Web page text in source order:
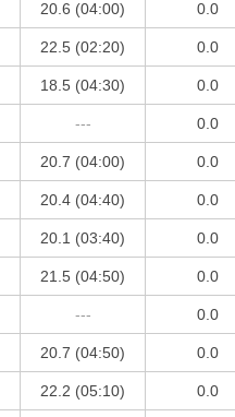
20.6 (04:00) 0.0
22.5 (02:20) 0.0
18.5 (04:30) 0.0
--- 0.0
20.7 (04:00) 0.0
20.4 (04:40) 0.0
20.1 (03:40) 0.0
21.5 (04:50) 0.0
--- 0.0
20.7 (04:50) 0.0
22.2 (05:10) 0.0